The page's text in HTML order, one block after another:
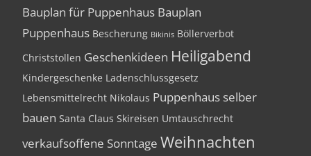
Bauplan für Puppenhaus Bauplan
Puppenhaus Bescherung Bikinis Böllerverbot
Christstollen Geschenkideen Heiligabend
Kindergeschenke Ladenschlussgesetz
Lebensmittelrecht Nikolaus Puppenhaus selber
bauen Santa Claus Skireisen Umtauschrecht
verkaufsoffene Sonntage Weihnachten